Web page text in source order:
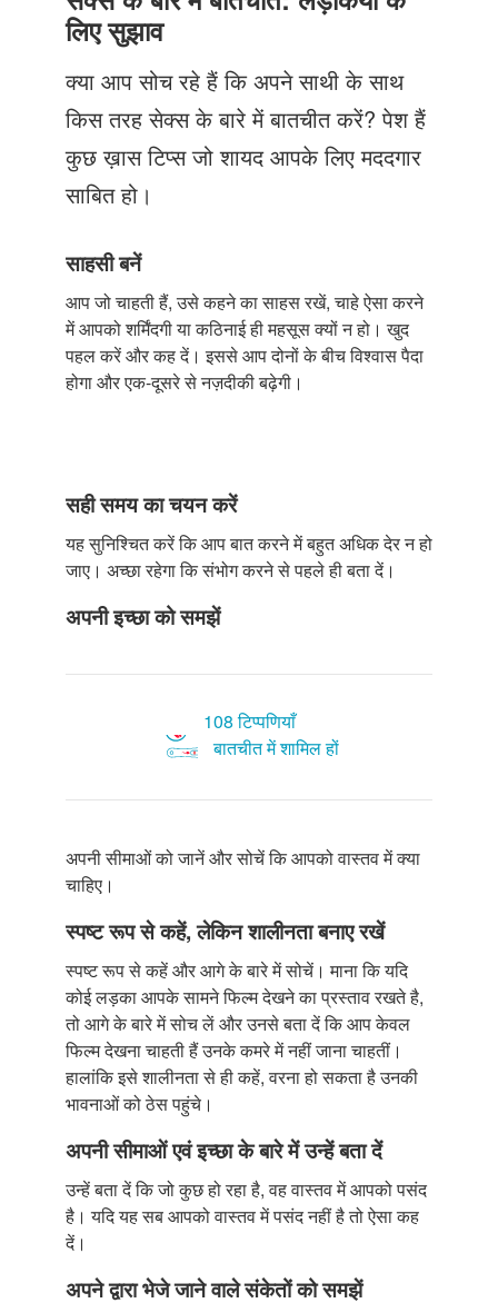
Just Poocho
लिए सुझाव
क्या आप सोच रहे हैं कि अपने साथी के साथ
किस तरह सेक्स के बारे में बातचीत करें? पेश हैं
कुछ ख़ास टिप्स जो शायद आपके लिए मददगार
साबित हो।
साहसी बनें
आप जो चाहती हैं, उसे कहने का साहस रखें, चाहे ऐसा करने
में आपको शर्मिंदगी या कठिनाई ही महसूस क्यों न हो। खुद
पहल करें और कह दें। इससे आप दोनों के बीच विश्वास पैदा
होगा और एक-दूसरे से नज़दीकी बढ़ेगी।
सही समय का चयन करें
यह सुनिश्चित करें कि आप बात करने में बहुत अधिक देर न हो
जाए। अच्छा रहेगा कि संभोग करने से पहले ही बता दें।
अपनी इच्छा को समझें
108 टिप्पणियाँ
बातचीत में शामिल हों
अपनी सीमाओं को जानें और सोचें कि आपको वास्तव में क्या
चाहिए।
स्पष्ट रूप से कहें, लेकिन शालीनता बनाए रखें
स्पष्ट रूप से कहें और आगे के बारे में सोचें। माना कि यदि
कोई लड़का आपके सामने फिल्म देखने का प्रस्ताव रखते है,
तो आगे के बारे में सोच लें और उनसे बता दें कि आप केवल
फिल्म देखना चाहती हैं उनके कमरे में नहीं जाना चाहतीं।
हालांकि इसे शालीनता से ही कहें, वरना हो सकता है उनकी
भावनाओं को ठेस पहुंचे।
अपनी सीमाओं एवं इच्छा के बारे में उन्हें बता दें
उन्हें बता दें कि जो कुछ हो रहा है, वह वास्तव में आपको पसंद
है। यदि यह सब आपको वास्तव में पसंद नहीं है तो ऐसा कह
दें।
अपने द्वारा भेजे जाने वाले संकेतों को समझें